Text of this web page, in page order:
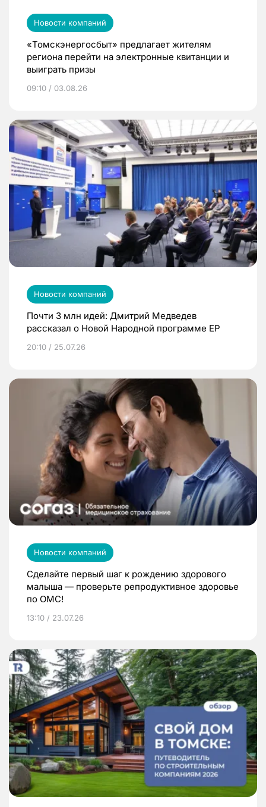
Новости компаний
«Томскэнергосбыт» предлагает жителям
региона перейти на электронные квитанции и
выиграть призы
09:10 / 03.08.26
Новости компаний
Почти 3 млн идей: Дмитрий Медведев
рассказал о Новой Народной программе ЕР
20:10 / 25.07.26
Новости компаний
Сделайте первый шаг к рождению здорового
малыша — проверьте репродуктивное здоровье
по ОМС!
13:10 / 23.07.26